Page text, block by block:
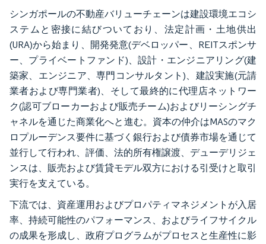
シンガポールの不動産バリューチェーンは建設環境エコシ
ステムと密接に結びついており、法定計画・土地供出
(URA)から始まり、開発発意(デベロッパー、REITスポンサ
ー、プライベートファンド)、設計・エンジニアリング(建
築家、エンジニア、専門コンサルタント)、建設実施(元請
業者および専門業者)、そして最終的に代理店ネットワー
ク(認可ブローカーおよび販売チーム)およびリーシングチ
ャネルを通じた商業化へと進む。資本の仲介はMASのマク
ロプルーデンス要件に基づく銀行および債券市場を通じて
並行して行われ、評価、法的所有権譲渡、デューデリジェ
ンスは、販売および賃貸モデル双方における引受けと取引
実行を支えている。
下流では、資産運用およびプロパティマネジメントが入居
率、持続可能性のパフォーマンス、およびライフサイクル
の成果を形成し、政府プログラムがプロセスと生産性に影